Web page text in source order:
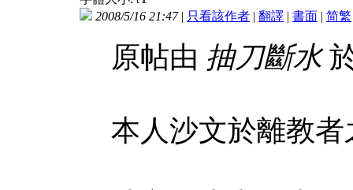
2008/5/16 21:47| 只看該作者 | 翻譯 | 書面 | 简繁
原帖由 抽刀斷水
本人沙文於離教